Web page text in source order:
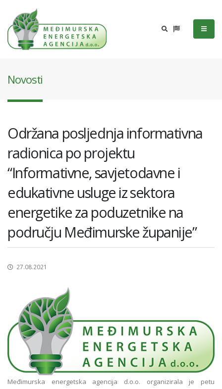
Novosti
Održana posljednja informativna
radionica po projektu
“Informativne, savjetodavne i
edukativne usluge iz sektora
energetike za poduzetnike na
području Međimurske županije”
27.08.2021
Međimurska energetska agencija d.o.o. organizirala je petu